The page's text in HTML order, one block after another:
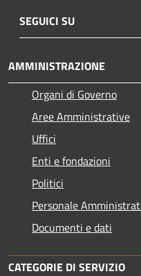
SEGUICI SU
AMMINISTRAZIONE
Organi di Governo
Aree Amministrative
Uffici
Enti e fondazioni
Politici
Personale
Documenti e dati
CATEGORIE DI SERVIZIO